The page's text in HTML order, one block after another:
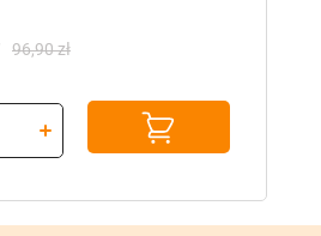
96,90zł